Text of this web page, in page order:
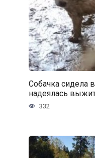
Собачка сидела
надеялась
332